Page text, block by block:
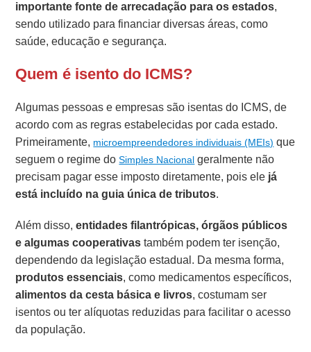
importante fonte de arrecadação para os estados,
sendo utilizado para financiar diversas áreas, como
saúde, educação e segurança.
Quem é isento do ICMS?
Algumas pessoas e empresas são isentas do ICMS, de
acordo com as regras estabelecidas por cada estado.
Primeiramente, microempreendedores individuais (MEIs) que
seguem o regime doSimples Nacional geralmente não
precisam pagar esse imposto diretamente, pois ele já
está incluído na guia única de tributos.
Além disso,entidades filantrópicas, órgãos públicos
e algumas cooperativastambém podem ter isenção,
dependendo da legislação estadual. Da mesma forma,
produtos essenciais, como medicamentos específicos,
alimentos da cesta básica e livros, costumam ser
isentos ou ter alíquotas reduzidas para facilitar o acesso
da população.